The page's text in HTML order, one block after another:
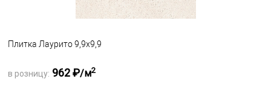
Плитка Лаурито 9,9x9,9
в розницу: 962 ₽/м2